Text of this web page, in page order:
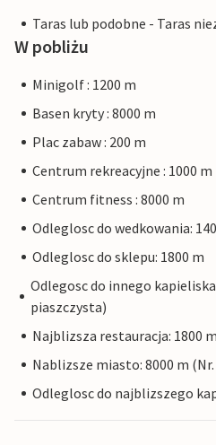
Taras lub podobne - Taras
W pobliżu
Minigolf : 1200 m
Basen kryty : 8000 m
Plac zabaw : 200 m
Centrum rekreacyjne : 1000 m
Centrum fitness : 8000 m
Odleglosc do wedkowania:
Odleglosc do sklepu: 1800 m
Odlegosc do innego
piaszczysta)
Najblizsza restauracja: 1800 m
Nablizsze miasto: 8000 m
Odleglosc do najblizszego